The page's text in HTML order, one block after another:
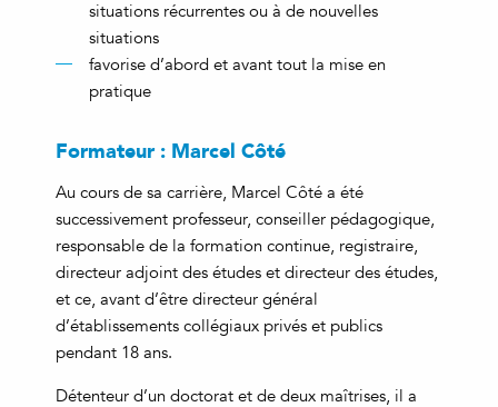
situations récurrentes ou à de nouvelles
situations
favorise d’abord et avant tout la mise en
pratique
Formateur : Marcel Côté
Au cours de sa carrière, Marcel Côté a été
successivement professeur, conseiller pédagogique,
responsable de la formation continue, registraire,
directeur adjoint des études et directeur des études,
et ce, avant d’être directeur général
d’établissements collégiaux privés et publics
pendant 18 ans.
Détenteur d’un doctorat et de deux maîtrises, il a